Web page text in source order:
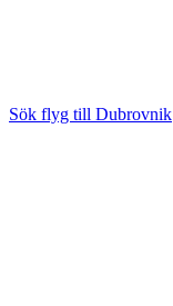
Sök flyg till Dubrovnik